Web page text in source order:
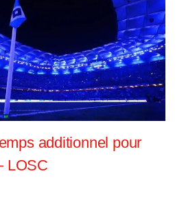
additionnel pour
LOSC